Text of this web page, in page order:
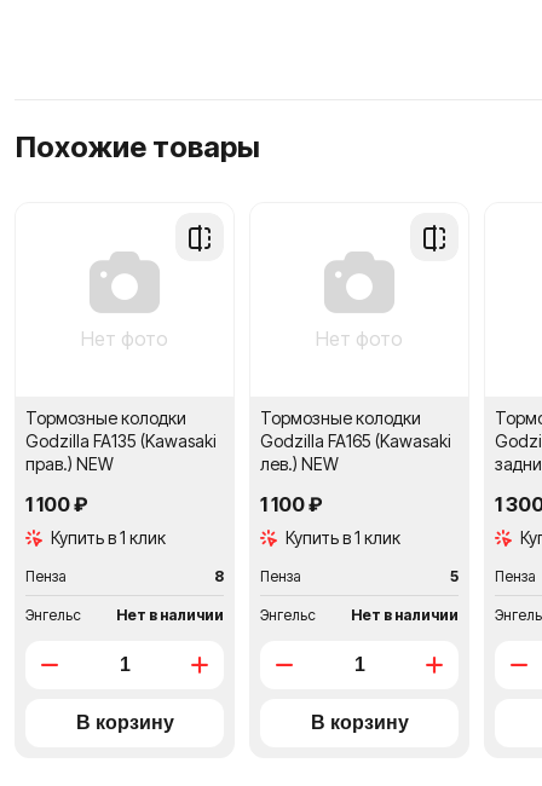
Похожие товары
Добавить
Нет фото
Тормозные колодки
Godzilla FA135 (Kawasaki
прав.) NEW
1 100 ₽
Купить в 1 клик
Пенза 8
Энгельс Нет в наличии
Добавить
Нет фото
Тормозные колодки
Godzilla FA165 (Kawasaki
лев.) NEW
1 100 ₽
Купить в 1 клик
Пенза 5
Энгельс Нет в наличии
1
Пенза